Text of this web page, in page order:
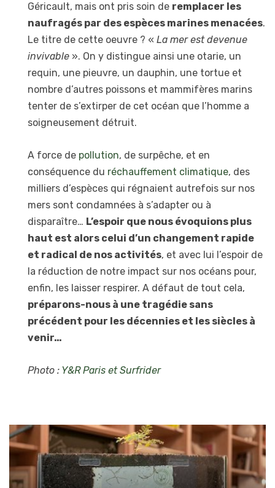
Géricault, mais ont pris soin de remplacer les
naufragés par des espèces marines menacées.
Le titre de cette oeuvre ? « La mer est devenue
invivable ». On y distingue ainsi une otarie, un
requin, une pieuvre, un dauphin, une tortue et
nombre d’autres poissons et mammifères marins
tenter de s’extirper de cet océan que l’homme a
soigneusement détruit.
A force de pollution, de surpêche, et en
conséquence du réchauffement climatique, des
milliers d’espèces qui régnaient autrefois sur nos
mers sont condamnées à s’adapter ou à
disparaître… L’espoir que nous évoquions plus
haut est alors celui d’un changement rapide
et radical de nos activités, et avec lui l’espoir de
la réduction de notre impact sur nos océans pour,
enfin, les laisser respirer. A défaut de tout cela,
préparons-nous à une tragédie sans
précédent pour les décennies et les siècles à
venir…
Photo : Y&R Paris et Surfrider